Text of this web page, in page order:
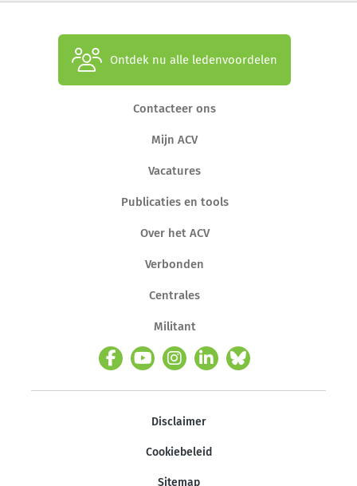
Ontdek nu alle ledenvoordelen
Contacteer ons
Mijn ACV
Vacatures
Publicaties en tools
Over het ACV
Verbonden
Centrales
Militant
Disclaimer
Cookiebeleid
Sitemap